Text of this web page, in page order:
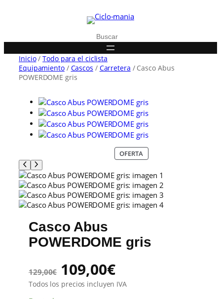
Inicio/Todo para el ciclista
Equipamiento/ Cascos / Carretera / Casco Abus
POWERDOME gris
OFERTAP
R
D
U
C
T
O
Casco Abus
POWERDOME gris
129,00€ E
l
109,00€E
l
Todos los precios incluyen IVA